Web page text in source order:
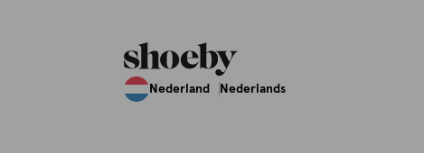
Nederland Nederlands